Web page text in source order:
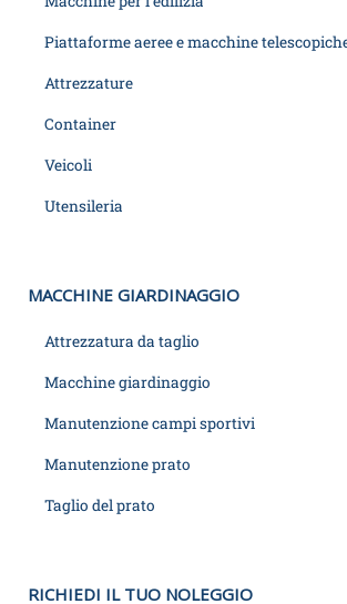
Piattaforme aeree e macchine
Attrezzature
Container
Veicoli
Utensileria
MACCHINE GIARDINAGGIO
Attrezzatura da taglio
Macchine giardinaggio
Manutenzione campi sportivi
Manutenzione prato
Taglio del prato
RICHIEDI IL TUO NOLEGGIO